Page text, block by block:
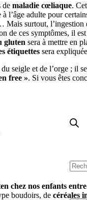
de maladie cœliaque.
adulte pour
Mais surtout, l’ingestion
de ces symptômes, il
gluten sera à mettre en
étiquettes sera
seigle et de l’orge ; il
free ». Si vous êtes
chez nos enfants
boudoirs, de céréales